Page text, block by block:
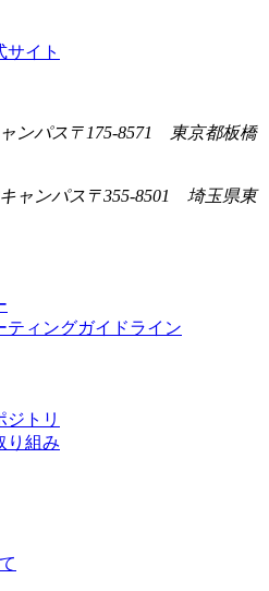
サイト
ンパス 〒175-8571 東京都板橋
ャンパス 〒355-8501 埼玉県東
ティングガイドライン
ジトリ
り組み